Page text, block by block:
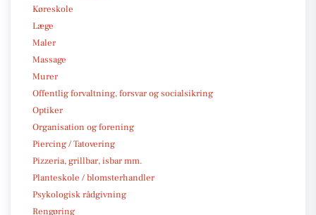
Køreskole
Læge
Maler
Massage
Murer
Offentlig forvaltning, forsvar og socialsikring
Optiker
Organisation og forening
Piercing / Tatovering
Pizzeria, grillbar, isbar mm.
Planteskole / blomsterhandler
Psykologisk rådgivning
Rengøring